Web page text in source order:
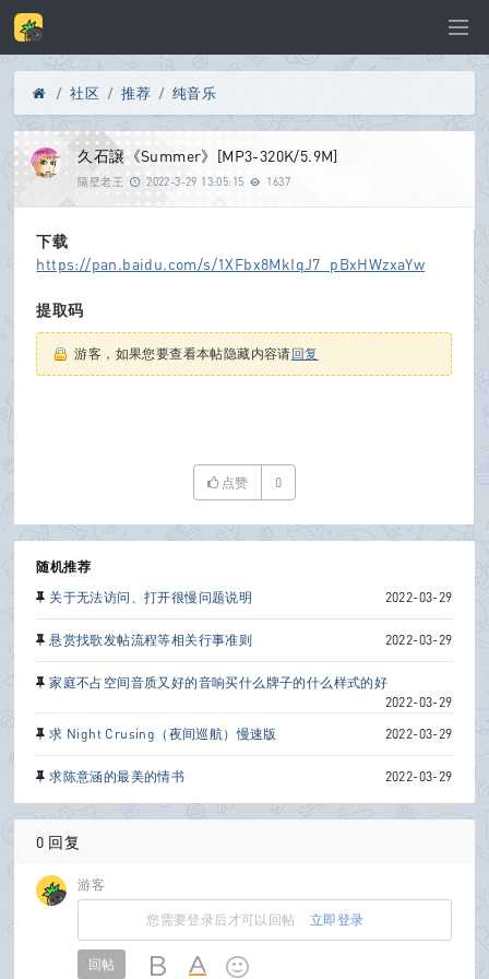
Di
sc
u
B
oa
»
社区
›
推荐
›
纯音乐
久石譲《Summer》[MP3-320K/5.9M]
隔壁老王 2022-3-29 13:05:15 1637
下载
https://pan.baidu.com/s/1XFbx8MkIqJ7_pBxHWzxaYw
提取码
游客，如果您要查看本帖隐藏内容请回复
点赞 0
随机推荐
关于无法访问、打开很慢问题说明
2022-03-29
悬赏找歌发帖流程等相关行事准则 2022-03-29
家庭不占空间音质又好的音响买什么牌子的什么样式的好
2022-03-29
求 Night Crusing（夜间巡航）慢速版
2022-03-29
求陈意涵的最美的情书 2022-03-29
0 回复
游客
您需要登录后才可以回帖 立即登录
回帖